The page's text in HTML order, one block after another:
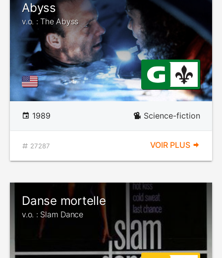
Abyss
v.o. : The Abyss
1989 Science-fiction
27287 VOIR PLUS
Danse mortelle
v.o. : Slam Dance